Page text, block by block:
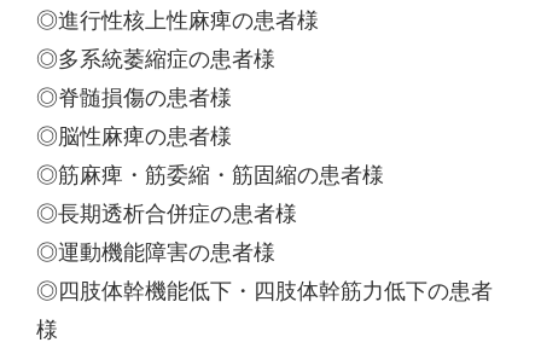
◎進行性核上性麻痺の患者様
◎多系統萎縮症の患者様
◎脊髄損傷の患者様
◎脳性麻痺の患者様
◎筋麻痺・筋委縮・筋固縮の患者様
◎長期透析合併症の患者様
◎運動機能障害の患者様
◎四肢体幹機能低下・四肢体幹筋力低下の患者
様